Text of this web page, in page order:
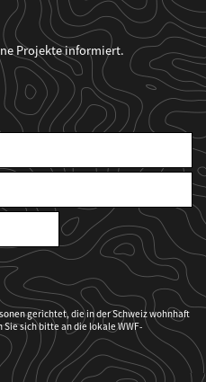
Projekte informiert.
gerichtet, die in der Schweiz wohnhaft
Sie sich bitte an die lokale WWF-